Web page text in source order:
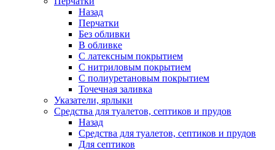
Назад
Перчатки
Без обливки
В обливке
С латексным покрытием
С нитриловым покрытием
С полиуретановым покрытием
Точечная заливка
Указатели, ярлыки
Средства для туалетов, септиков и прудов
Назад
Средства для туалетов, септиков и прудов
Для септиков